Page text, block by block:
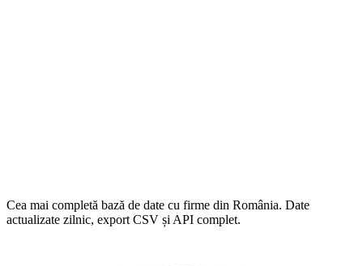
Cea mai completă bază de date cu firme din România. Date
actualizate zilnic, export CSV și API complet.